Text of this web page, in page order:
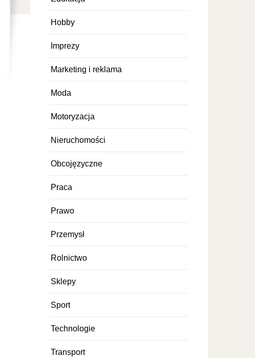
Hobby
Imprezy
Marketing i reklama
Moda
Motoryzacja
Nieruchomości
Obcojęzyczne
Praca
Prawo
Przemysł
Rolnictwo
Sklepy
Sport
Technologie
Transport